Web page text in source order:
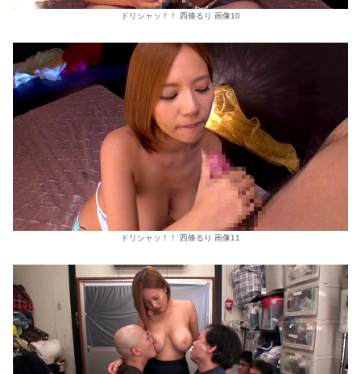
ドリシャッ！！ 西條るり 画像10
ドリシャッ！！ 西條るり 画像11